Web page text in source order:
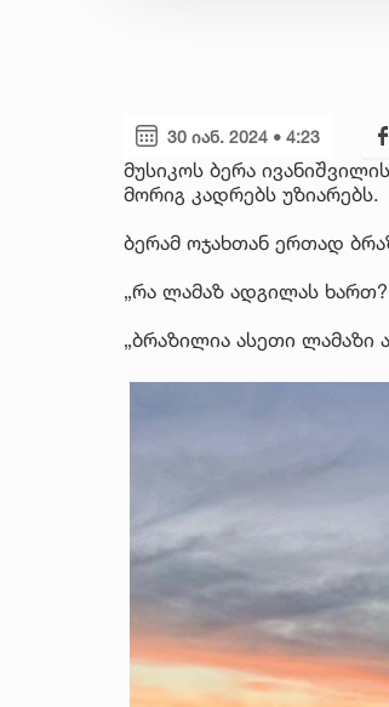
30 იან. 2024 • 4:23
მუსიკოს ბერა
მორიგ კადრებს უზიარებს.
ბერამ ოჯახთან ერთად
„რა ლამაზ ადგილას
„ბრაზილია ასეთი ლამაზი